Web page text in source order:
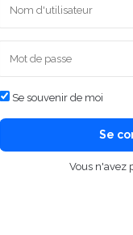
Se souvenir de moi
Se
Vous n'avez